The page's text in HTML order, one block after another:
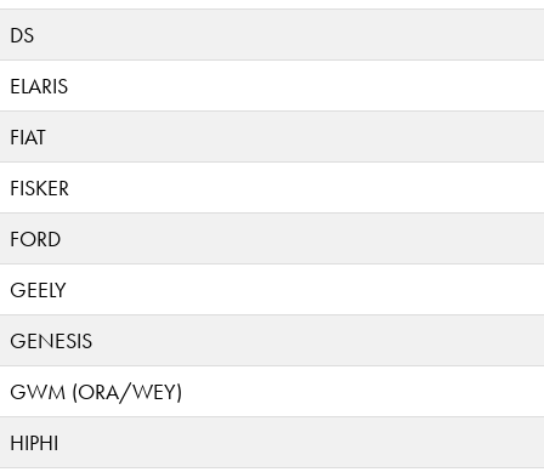
DS
ELARIS
FIAT
FISKER
FORD
GEELY
GENESIS
GWM (ORA/WEY)
HIPHI